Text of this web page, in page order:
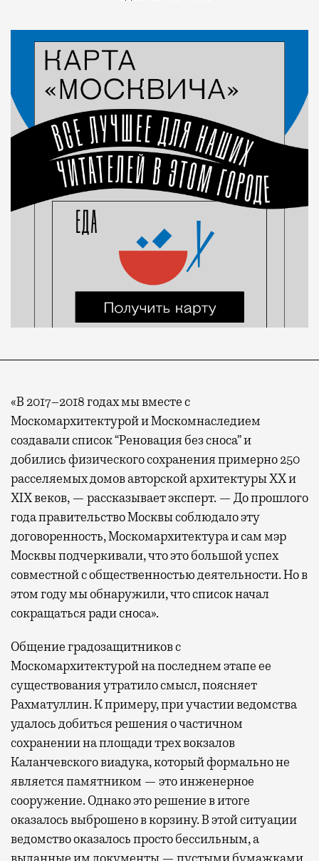
«В 2017–2018 годах мы вместе с
Москомархитектурой и Москомнаследием
создавали список “Реновация без сноса” и
добились физического сохранения примерно 250
расселяемых домов авторской архитектуры XX и
XIX веков, — рассказывает эксперт. — До прошлого
года правительство Москвы соблюдало эту
договоренность, Москомархитектура и сам мэр
Москвы подчеркивали, что это большой успех
совместной с общественностью деятельности. Но в
этом году мы обнаружили, что список начал
сокращаться ради сноса».
Общение градозащитников с
Москомархитектурой на последнем этапе ее
существования утратило смысл, поясняет
Рахматуллин. К примеру, при участии ведомства
удалось добиться решения о частичном
сохранении на площади трех вокзалов
Каланчевского виадука, который формально не
является памятником — это инженерное
сооружение. Однако это решение в итоге
оказалось выброшено в корзину. В этой ситуации
ведомство оказалось просто бессильным, а